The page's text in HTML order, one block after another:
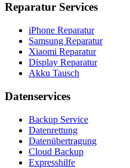
Reparatur Services
iPhone Reparatur
Samsung Reparatur
Xiaomi Reparatur
Display Reparatur
Akku Tausch
Datenservices
Backup Service
Datenrettung
Datenübertragung
Cloud Backup
Expresshilfe